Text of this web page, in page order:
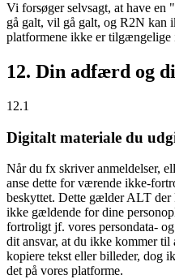
Vi forsøger selvsagt, at have en
gå galt, vil gå galt, og R2N kan
platformene ikke er tilgængelige
12. Din adfærd og
12.1
Digitalt materiale du
Når du fx skriver anmeldelser,
anse dette for værende ikke-
beskyttet. Dette gælder ALT der
ikke gældende for dine
fortroligt jf. vores persondata-
dit ansvar, at du ikke kommer til
kopiere tekst eller billeder, dog
det på vores platforme.